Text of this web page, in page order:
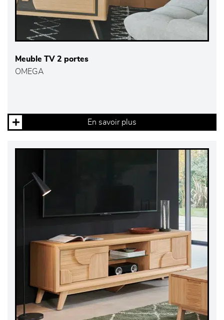
Meuble TV 2 portes
OMEGA
En savoir plus